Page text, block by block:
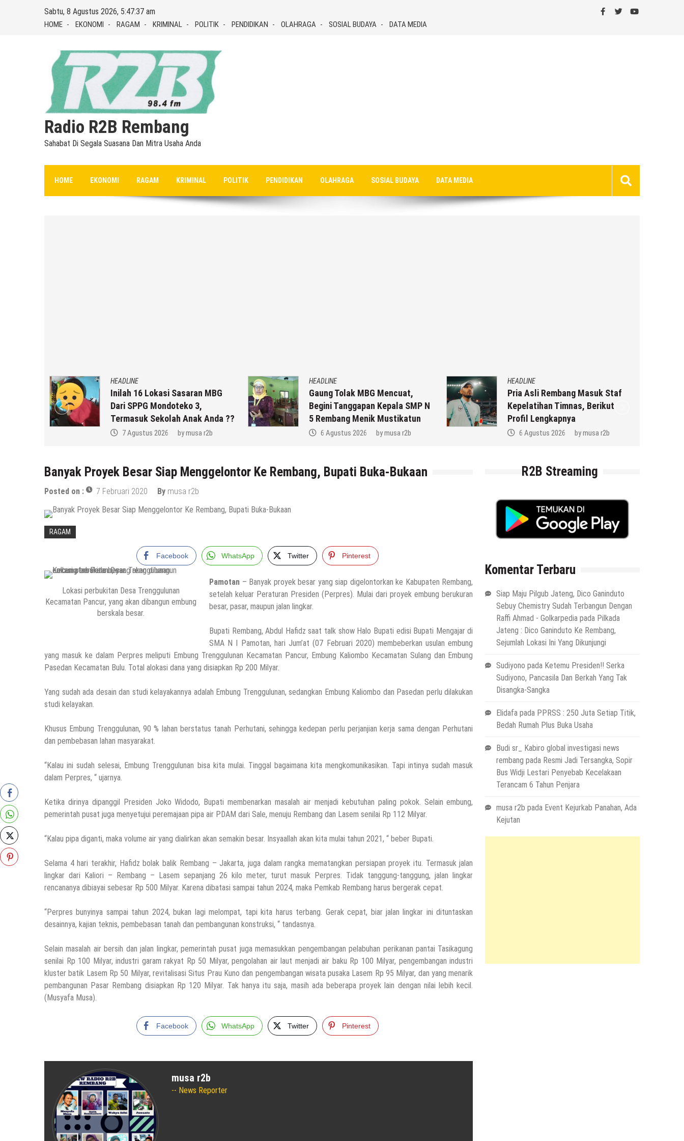
Sabtu, 8 Agustus 2026, 5:47:38 am
HOME EKONOMI RAGAM KRIMINAL POLITIK PENDIDIKAN OLAHRAGA SOSIAL BUDAYA DATA MEDIA
Radio R2B Rembang
Sahabat Di Segala Suasana Dan Mitra Usaha Anda
HOME EKONOMI RAGAM KRIMINAL POLITIK PENDIDIKAN OLAHRAGA SOSIAL BUDAYA DATA MEDIA
HEADLINE
Inilah 16 Lokasi Sasaran MBG
Dari SPPG Mondoteko 3,
Termasuk Sekolah Anak Anda ??
7 Agustus 2026 bymusa r2b
HEADLINE
Gaung Tolak MBG Mencuat,
Begini Tanggapan Kepala SMP N
5 Rembang Menik Mustikatun
6 Agustus 2026 bymusa r2b
HEADLINE
Pria Asli Rembang Masuk Staf
Kepelatihan Timnas, Berikut
Profil Lengkapnya
6 Agustus 2026 bymusa r2b
Banyak Proyek Besar Siap Menggelontor Ke Rembang, Bupati Buka-Bukaan
Posted on : 7 Februari 2020 By musa r2b
RAGAM
Facebook WhatsApp Twitter Pinterest
Lokasi perbukitan Desa Trenggulunan
Kecamatan Pancur, yang akan dibangun embung
berskala besar.
Pamotan – Banyak proyek besar yang siap digelontorkan ke Kabupaten Rembang,
setelah keluar Peraturan Presiden (Perpres). Mulai dari proyek embung berukuran
besar, pasar, maupun jalan lingkar.
Bupati Rembang, Abdul Hafidz saat talk show Halo Bupati edisi Bupati Mengajar di
SMA N I Pamotan, hari Jum’at (07 Februari 2020) membeberkan usulan embung
yang masuk ke dalam Perpres meliputi Embung Trenggulunan Kecamatan Pancur, Embung Kaliombo Kecamatan Sulang dan Embung
Pasedan Kecamatan Bulu. Total alokasi dana yang disiapkan Rp 200 Milyar.
Yang sudah ada desain dan studi kelayakannya adalah Embung Trenggulunan, sedangkan Embung Kaliombo dan Pasedan perlu dilakukan
studi kelayakan.
Khusus Embung Trenggulunan, 90 % lahan berstatus tanah Perhutani, sehingga kedepan perlu perjanjian kerja sama dengan Perhutani
dan pembebasan lahan masyarakat.
“Kalau ini sudah selesai, Embung Trenggulunan bisa kita mulai. Tinggal bagaimana kita mengkomunikasikan. Tapi intinya sudah masuk
dalam Perpres, “ ujarnya.
Ketika dirinya dipanggil Presiden Joko Widodo, Bupati membenarkan masalah air menjadi kebutuhan paling pokok. Selain embung,
pemerintah pusat juga menyetujui peremajaan pipa air PDAM dari Sale, menuju Rembang dan Lasem senilai Rp 112 Milyar.
“Kalau pipa diganti, maka volume air yang dialirkan akan semakin besar. Insyaallah akan kita mulai tahun 2021, “ beber Bupati.
Selama 4 hari terakhir, Hafidz bolak balik Rembang – Jakarta, juga dalam rangka mematangkan persiapan proyek itu. Termasuk jalan
lingkar dari Kaliori – Rembang – Lasem sepanjang 26 kilo meter, turut masuk Perpres. Tidak tanggung-tanggung, jalan lingkar
rencananya dibiayai sebesar Rp 500 Milyar. Karena dibatasi sampai tahun 2024, maka Pemkab Rembang harus bergerak cepat.
“Perpres bunyinya sampai tahun 2024, bukan lagi melompat, tapi kita harus terbang. Gerak cepat, biar jalan lingkar ini dituntaskan
desainnya, kajian teknis, pembebasan tanah dan pembangunan konstruksi, “ tandasnya.
Selain masalah air bersih dan jalan lingkar, pemerintah pusat juga memasukkan pengembangan pelabuhan perikanan pantai Tasikagung
senilai Rp 100 Milyar, industri garam rakyat Rp 50 Milyar, pengolahan air laut menjadi air baku Rp 100 Milyar, pengembangan industri
kluster batik Lasem Rp 50 Milyar, revitalisasi Situs Prau Kuno dan pengembangan wisata pusaka Lasem Rp 95 Milyar, dan yang menarik
pembangunan Pasar Rembang disiapkan Rp 120 Milyar. Tak hanya itu saja, masih ada beberapa proyek lain dengan nilai lebih kecil.
(Musyafa Musa).
Facebook WhatsApp Twitter Pinterest
musa r2b
News Reporter
R2B Streaming
Komentar Terbaru
Siap Maju Pilgub Jateng, Dico Ganinduto
Sebuy Chemistry Sudah Terbangun Dengan
Raffi Ahmad - Golkarpediapada Pilkada
Jateng : Dico Ganinduto Ke Rembang,
Sejumlah Lokasi Ini Yang Dikunjungi
Sudiyono pada Ketemu Presiden!! Serka
Sudiyono, Pancasila Dan Berkah Yang Tak
Disangka-Sangka
Elidafapada PPRSS : 250 Juta Setiap Titik,
Bedah Rumah Plus Buka Usaha
Budi sr_ Kabiro global investigasi news
rembang pada Resmi Jadi Tersangka, Sopir
Bus Widji Lestari Penyebab Kecelakaan
Terancam 6 Tahun Penjara
musa r2b pada Event Kejurkab Panahan, Ada
Kejutan